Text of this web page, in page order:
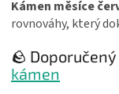
Kámen měsíce
rovnováhy, který
🪨
kámen